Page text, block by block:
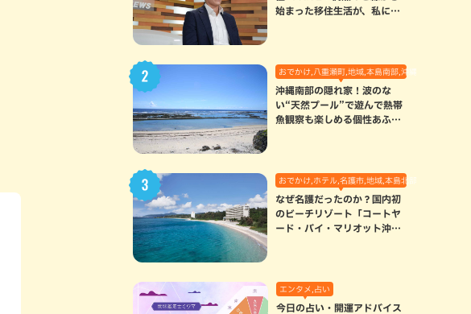
始まった移住生活が、私にと
おでかけ,八重瀬町,地域,本島南部,沖縄の海,自然
沖縄南部の隠れ家！波のな
い“天然プール”で遊んで熱帯
魚観察も楽しめる個性あふれ
おでかけ,ホテル,名護市,地域,本島北部
なぜ名護だったのか？国内初
のビーチリゾート「コートヤ
ード・バイ・マリオット沖縄
エンタメ,占い
今日の占い・開運アドバイス